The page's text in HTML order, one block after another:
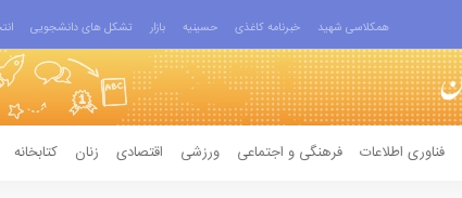
همکلاسی شهید خبرنامه کاغذی حسینیه بازار تشکل های دانشجویی
فناوری اطلاعات فرهنگی و اجتماعی ورزشی اقتصادی زنان کتابخانه